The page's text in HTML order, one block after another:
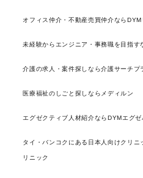
オフィス仲介・不動産売買仲介ならDYM
未経験からエンジニア・事務職を目指す
介護の求人・案件探しなら介護サーチプ
医療福祉のしごと探しならメディルン
エグゼクティブ人材紹介ならDYMエグゼ
タイ・バンコクにある日本人向けクリニ
リニック